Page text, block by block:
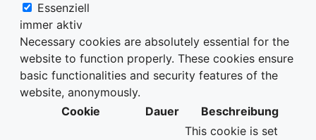
Essenziell
immer aktiv
Necessary cookies are absolutely essential for the
website to function properly. These cookies ensure
basic functionalities and security features of the
website, anonymously.
Cookie
Dauer Beschreibung
This cookie is set